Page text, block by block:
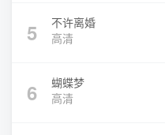
5
不许离婚
高清
6
蝴蝶梦
高清